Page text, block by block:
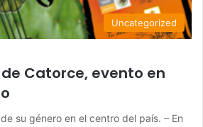
Uncategorized
de Catorce, evento en
su género en el centro del país. – En